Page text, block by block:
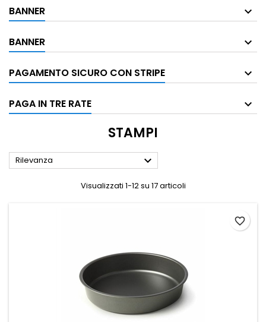
BANNER
BANNER
PAGAMENTO SICURO CON STRIPE
PAGA IN TRE RATE
STAMPI
Rilevanza 
Visualizzati 1-12 su 17 articoli
favorite_border